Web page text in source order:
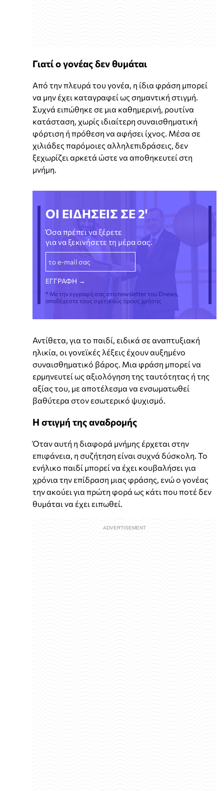
Γιατί ο γονέας δεν θυμάται
Από την πλευρά του γονέα, η ίδια φράση μπορεί
να μην έχει καταγραφεί ως σημαντική στιγμή.
Συχνά ειπώθηκε σε μια καθημερινή, ρουτίνα
κατάσταση, χωρίς ιδιαίτερη συναισθηματική
φόρτιση ή πρόθεση να αφήσει ίχνος. Μέσα σε
χιλιάδες παρόμοιες αλληλεπιδράσεις, δεν
ξεχωρίζει αρκετά ώστε να αποθηκευτεί στη
μνήμη.
ΟΙ ΕΙΔΗΣΕΙΣ ΣΕ 2'
Όσα πρέπει να ξέρετε
για να ξεκινήσετε τη μέρα σας.
* Με την εγγραφή σας στο newsletter του Dnews,
αποδέχεστε τους σχετικούς όρους χρήσης
Αντίθετα, για το παιδί, ειδικά σε αναπτυξιακή
ηλικία, οι γονεϊκές λέξεις έχουν αυξημένο
συναισθηματικό βάρος. Μια φράση μπορεί να
ερμηνευτεί ως αξιολόγηση της ταυτότητας ή της
αξίας του, με αποτέλεσμα να ενσωματωθεί
βαθύτερα στον εσωτερικό ψυχισμό.
Η στιγμή της αναδρομής
Όταν αυτή η διαφορά μνήμης έρχεται στην
επιφάνεια, η συζήτηση είναι συχνά δύσκολη. Το
ενήλικο παιδί μπορεί να έχει κουβαλήσει για
χρόνια την επίδραση μιας φράσης, ενώ ο γονέας
την ακούει για πρώτη φορά ως κάτι που ποτέ δεν
θυμάται να έχει ειπωθεί.